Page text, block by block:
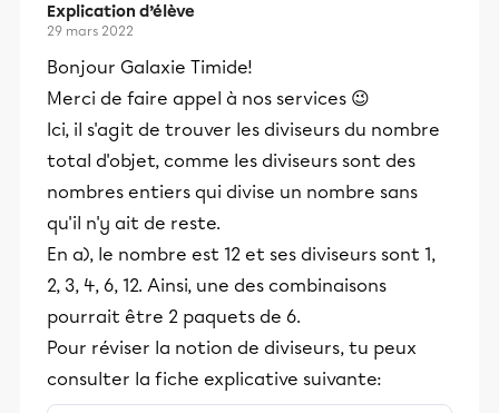
Explication d’élève
29 mars 2022
Bonjour Galaxie Timide!
Merci de faire appel à nos services 😉
Ici, il s'agit de trouver les diviseurs du nombre
total d'objet, comme les diviseurs sont des
nombres entiers qui divise un nombre sans
qu'il n'y ait de reste.
En a), le nombre est 12 et ses diviseurs sont 1,
2, 3, 4, 6, 12. Ainsi, une des combinaisons
pourrait être 2 paquets de 6.
Pour réviser la notion de diviseurs, tu peux
consulter la fiche explicative suivante: